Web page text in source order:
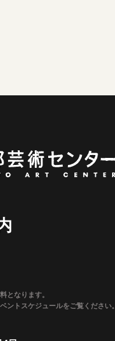
となります。
ントスケジュールをご覧ください。